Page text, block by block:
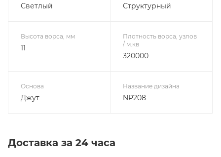
Светлый Структурный
Высота ворса, мм
11
Плотность ворса, узлов
/ м.кв
320000
Основа
Джут
Название дизайна
NP208
Доставка за 24 часа